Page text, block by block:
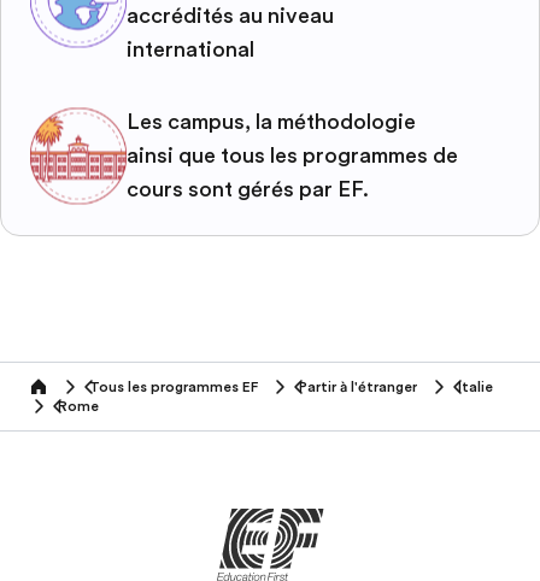
accrédités au niveau
international
Les campus, la méthodologie
ainsi que tous les programmes de
cours sont gérés par EF.
home Tous les programmes EF Partir à l'étranger
Italie
Rome